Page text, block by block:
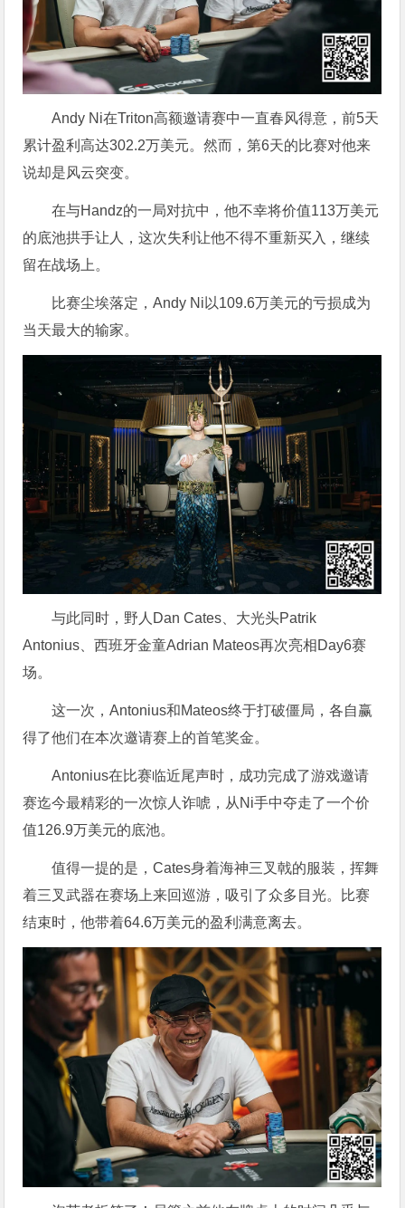
Andy Ni在Triton高额邀请赛中一直春风得意，前5天
累计盈利高达302.2万美元。然而，第6天的比赛对他来
说却是风云突变。
在与Handz的一局对抗中，他不幸将价值113万美元
的底池拱手让人，这次失利让他不得不重新买入，继续
留在战场上。
比赛尘埃落定，Andy Ni以109.6万美元的亏损成为
当天最大的输家。
与此同时，野人Dan Cates、大光头Patrik
Antonius、西班牙金童Adrian Mateos再次亮相Day6赛
场。
这一次，Antonius和Mateos终于打破僵局，各自赢
得了他们在本次邀请赛上的首笔奖金。
Antonius在比赛临近尾声时，成功完成了游戏邀请
赛迄今最精彩的一次惊人诈唬，从Ni手中夺走了一个价
值126.9万美元的底池。
值得一提的是，Cates身着海神三叉戟的服装，挥舞
着三叉武器在赛场上来回巡游，吸引了众多目光。比赛
结束时，他带着64.6万美元的盈利满意离去。